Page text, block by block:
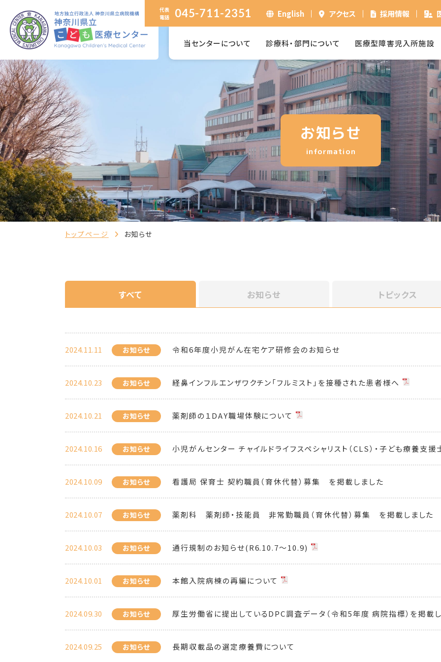
代表
電話
045-711-2351 English アクセス 採用情報
当センターについて 診療科・部門について 医療型障害児入所施設
お知らせ
information
トップページ お知らせ
すべて お知らせ トピックス
2024.11.11 お知らせ 令和6年度小児がん在宅ケア研修会のお知らせ
2024.10.23 お知らせ 経鼻インフルエンザワクチン「フルミスト」を接種された患者様へ
2024.10.21 お知らせ 薬剤師の１DAY職場体験について
2024.10.16 お知らせ 小児がんセンター チャイルドライフスペシャリスト（CLS）・子ども療養支
2024.10.09 お知らせ 看護局 保育士 契約職員（育休代替）募集 を掲載しました
2024.10.07 お知らせ 薬剤科 薬剤師・技能員 非常勤職員（育休代替）募集 を掲載しました
2024.10.03 お知らせ 通行規制のお知らせ(R6.10.7～10.9)
2024.10.01 お知らせ 本館入院病棟の再編について
2024.09.30 お知らせ 厚生労働省に提出しているDPC調査データ（令和5年度 病院指標）を掲載
2024.09.25 お知らせ 長期収載品の選定療養費について